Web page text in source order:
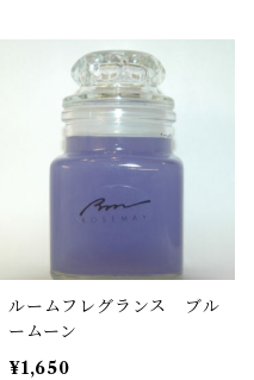
ルームフレグランス ブル
ームーン
¥1,650